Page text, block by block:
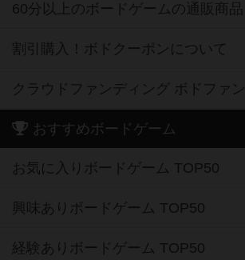
60分以上のボードゲームの通販商品
割引購入！ボドクーポンについて
クラウドファンディング ボドファン
おすすめボードゲーム
お気に入りボードゲーム TOP50
興味ありボードゲーム TOP50
経験ありボードゲーム TOP50